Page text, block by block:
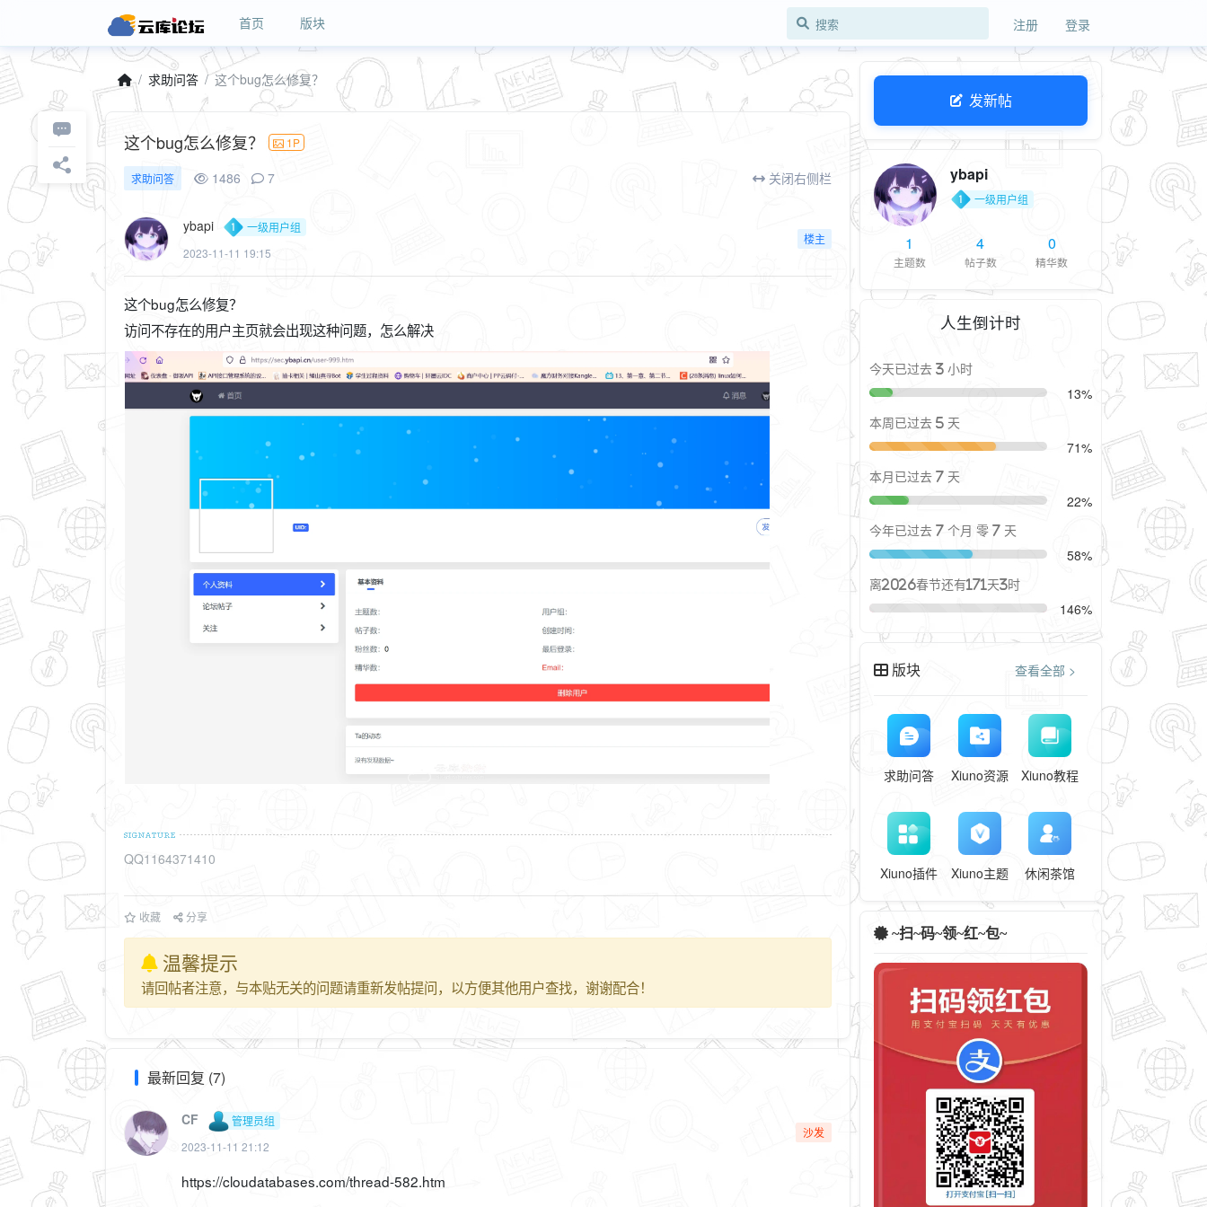
首页 版块 注册 登录
求助问答 这个bug怎么修复？
这个bug怎么修复？ 1P
求助问答 1486 7 关闭右侧栏
ybapi
一级用户组
2023-11-11 19:15
楼主
这个bug怎么修复？
访问不存在的用户主页就会出现这种问题，怎么解决
QQ1164371410
收藏 分享
温馨提示
请回帖者注意，与本贴无关的问题请重新发帖提问，以方便其他用户查找，谢谢配合！
最新回复 (7)
CF
管理员组
2023-11-11 21:12
沙发
https://cloudatabases.com/thread-582.htm
发新帖
ybapi
一级用户组
1
主题数
4
帖子数
0
精华数
人生倒计时
今天已过去 3 小时
13%
本周已过去 5 天
71%
本月已过去 7 天
22%
今年已过去 7 个月 零 7 天
58%
离2026春节还有171天3时
146%
版块 查看全部 >
求助问答 Xiuno资源 Xiuno教程
Xiuno插件 Xiuno主题 休闲茶馆
~扫~码~领~红~包~